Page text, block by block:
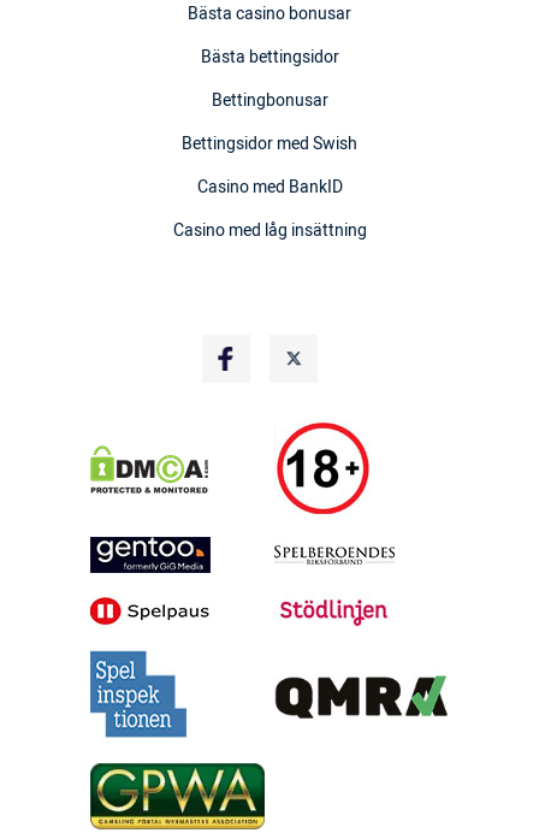
Bästa casino bonusar
Bästa bettingsidor
Bettingbonusar
Bettingsidor med Swish
Casino med BankID
Casino med låg insättning